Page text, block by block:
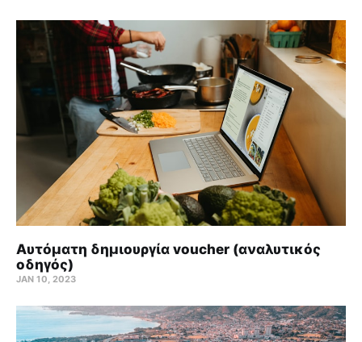
Αυτόματη δημιουργία voucher (αναλυτικός
οδηγός)
JAN 10, 2023